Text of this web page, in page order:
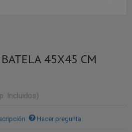
BATELA 45X45 CM
Incluidos)
Hacer pregunta